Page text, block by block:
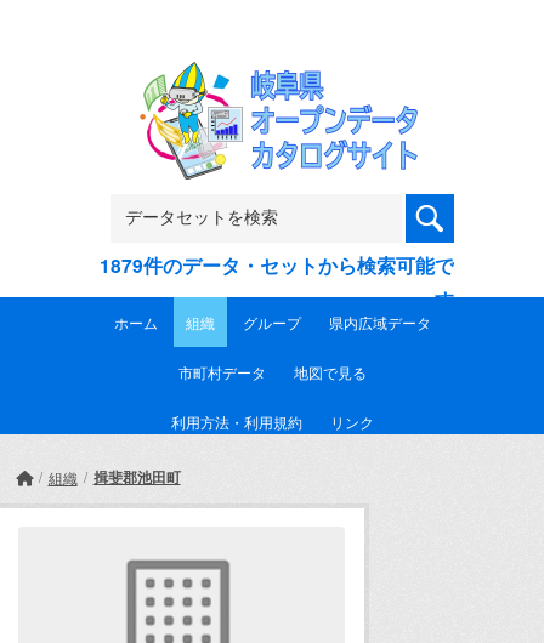
1879件のデータ・セットから検索可能で
す
ホーム 組織 グループ 県内広域データ
市町村データ 地図で見る
利用方法・利用規約 リンク
組織 揖斐郡池田町